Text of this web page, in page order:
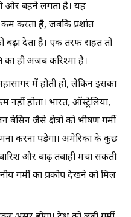
ओर बहने लगता है। यह
कम करता है, जबकि प्रशांत
बढ़ा देता है। एक तरफ राहत तो
ही अजब करिश्मा है।
में होती हो, लेकिन इसका
नहीं होता। भारत, ऑस्ट्रेलिया,
जैसे क्षेत्रों को भीषण गर्मी
करना पड़ेगा। अमेरिका के कुछ
और बाढ़ तबाही मचा सकती
गर्मी का प्रकोप देखने को मिल